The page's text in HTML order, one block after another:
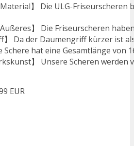
】 Die ULG-
Äußeres】 Die Friseurscheren
】 Da der Daumengriff kürzer ist
Schere hat eine Gesamtlänge von
】 Unsere Scheren
EUR